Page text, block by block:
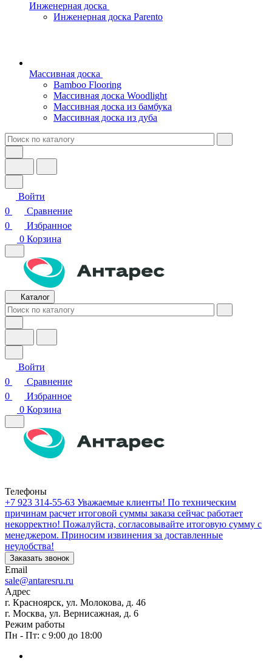
Инженерная доска
Инженерная доска Parento
Массивная доска
Bamboo Flooring
Массивная доска Woodlight
Массивная доска из бамбука
Массивная доска из дуба
Войти
0
Сравнение
0
Избранное
0 Корзина
Каталог
Войти
0
Сравнение
0
Избранное
0 Корзина
Телефоны
+7 923 314-55-63 Уважаемые клиенты! По техническим
причинам расчет итоговой суммы заказа сейчас работает
некорректно! Пожалуйста, согласовывайте итоговую сумму с
менеджером. Приносим извинения за доставленные
неудобства!
Заказать звонок
Email
sale@antaresru.ru
Адрес
г. Красноярск, ул. Молокова, д. 46
г. Москва, ул. Вернисажная, д. 6
Режим работы
Пн - Пт: с 9:00 до 18:00